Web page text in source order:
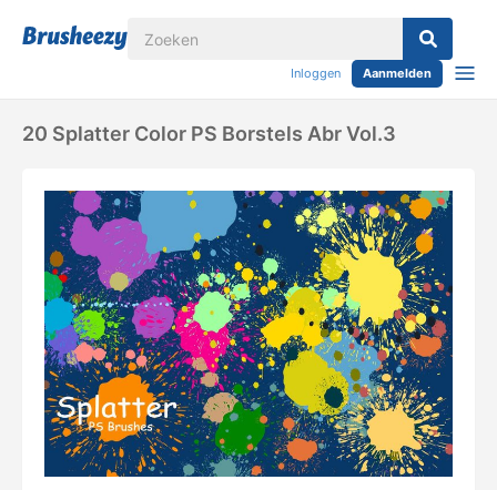
Inloggen Aanmelden
20 Splatter Color PS Borstels Abr Vol.3